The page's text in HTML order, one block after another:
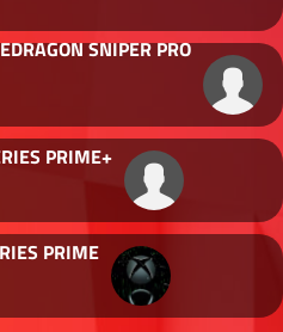
SNIPER PRO
PRIME+
PRIME